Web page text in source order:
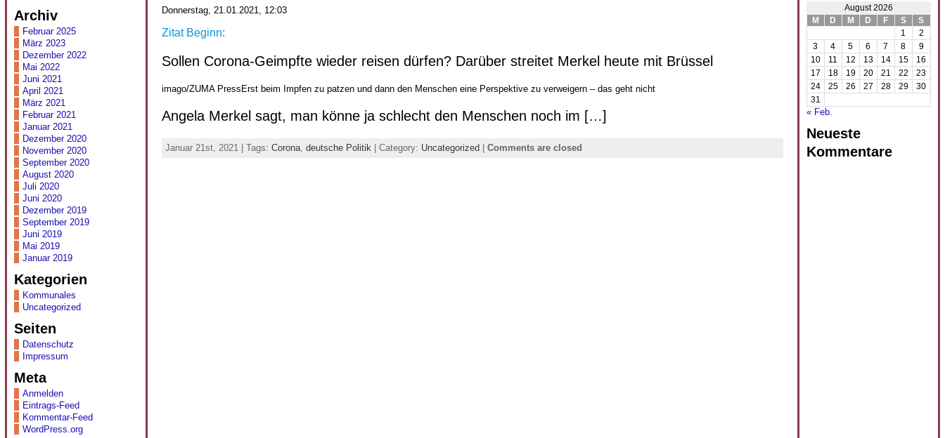
Archiv
Februar 2025
März 2023
Dezember 2022
Mai 2022
Juni 2021
April 2021
März 2021
Februar 2021
Januar 2021
Dezember 2020
November 2020
September 2020
August 2020
Juli 2020
Juni 2020
Dezember 2019
September 2019
Juni 2019
Mai 2019
Januar 2019
Kategorien
Kommunales
Uncategorized
Seiten
Datenschutz
Impressum
Meta
Anmelden
Eintrags-Feed
Kommentar-Feed
WordPress.org
Donnerstag, 21.01.2021, 12:03
Zitat Beginn:
Sollen Corona-Geimpfte wieder reisen dürfen? Darüber streitet Merkel heute mit Brüssel
imago/ZUMA PressErst beim Impfen zu patzen und dann den Menschen eine Perspektive zu verweigern – das geht nicht
Angela Merkel sagt, man könne ja schlecht den Menschen noch im […]
Januar 21st, 2021 | Tags: Corona, deutsche Politik| Category: Uncategorized Comments are closed
August 2026
M
D M D F S
S
1
2
3
4 5 6 7 8
9
10
11 12 13 14 15
16
17
18 19 20 21 22
23
24
25 26 27 28 29
30
31
« Feb.
Neueste
Kommentare